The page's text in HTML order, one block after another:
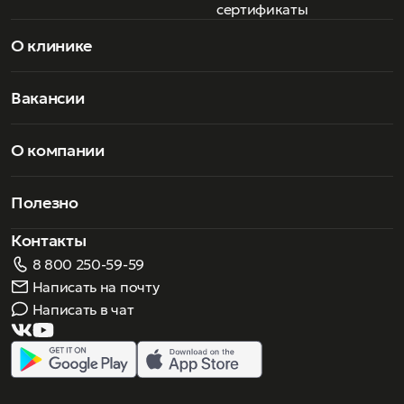
сертификаты
О клинике
Вакансии
О компании
Полезно
Контакты
8 800 250-59-59
Написать на почту
Написать в чат